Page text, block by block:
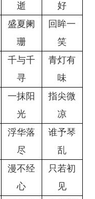
逝
好
盛夏阑
珊
回眸一
笑
千与千
寻
青灯有
味
一抹阳
光
指尖微
凉
浮华落
尽
谁予琴
乱
漫不经
心
只若初
见